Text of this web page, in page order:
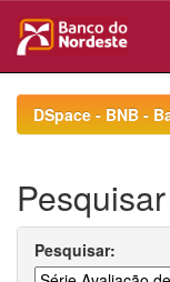
navigationDSpace - BNB -
Pesquisar
Pesquisar: